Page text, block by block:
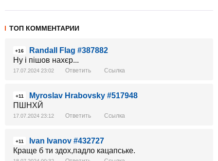
ТОП КОММЕНТАРИИ
+16
Randall Flag #387882
Ну і пішов нахєр...
17.07.2024 23:02 Ответить Ссылка
+11
Myroslav Hrabovsky #517948
ПШНХЙ
17.07.2024 23:12 Ответить Ссылка
+11
Ivan Ivanov #432727
Краще б ти здох,падло кацапське.